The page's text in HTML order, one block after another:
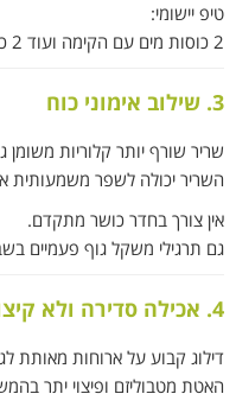
טיפ יישומי:
2 כוסות מים עם הקימה ועוד 2 כוסות לפני כל ארוחה.
3. שילוב אימוני כוח
שריר שורף יותר קלוריות
השריר יכולה לשפר משמעותית
אין צורך בחדר כושר מתקדם.
גם תרגילי משקל גוף פעמיים
4. אכילה סדירה ולא קיצונית
דילוג קבוע על ארוחות מאותת
האטת מטבוליזם ופיצוי יתר